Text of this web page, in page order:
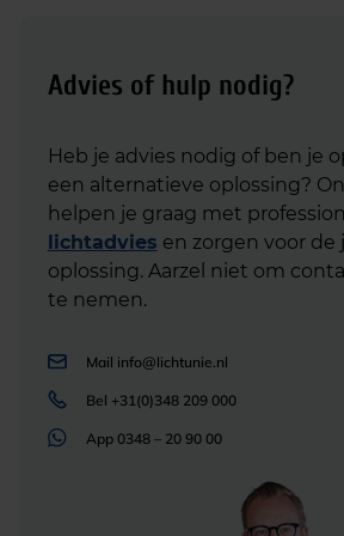
Advies of hulp nodig?
Heb je advies nodig of ben je
een alternatieve oplossing?
helpen je graag met
lichtadvies en zorgen voor de
oplossing. Aarzel niet om
te nemen.
Mail info@lichtunie.nl
Bel +31(0)348 209 000
App 0348 – 20 90 00